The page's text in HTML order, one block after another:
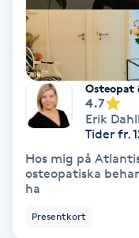
Osteopati
Paraffinbehandling
Pedikyr
Pensionärklippning
Osteopat
4.7
Erik
Tider fr.
Hos mig på
osteopatiska
ha
Presentkort